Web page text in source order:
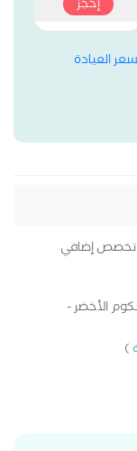
إحجز
العيادة
تخصص إضافي
الأخضر -
)